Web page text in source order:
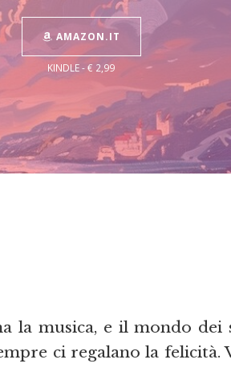
AMAZON.IT
KINDLE - € 2,99
la musica, e il mondo dei
ci regalano la felicità.